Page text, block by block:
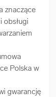
arrow_forward
arrow_forward
znaczące
obsługi
Polska w
gwarancję